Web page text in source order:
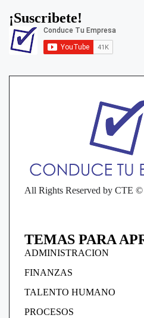
¡Suscribete!
All Rights Reserved by CTE ©
TEMAS PARA
ADMINISTRACION
FINANZAS
TALENTO HUMANO
PROCESOS